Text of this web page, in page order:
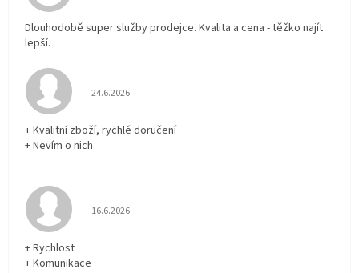
Dlouhodobě super služby prodejce. Kvalita a cena - těžko najít
lepší.
Hodnocení obchodu je 5 z 5 hvězdiček.
24.6.2026
+ Kvalitní zboží, rychlé doručení
+ Nevím o nich
Hodnocení obchodu je 5 z 5 hvězdiček.
16.6.2026
+ Rychlost
+ Komunikace